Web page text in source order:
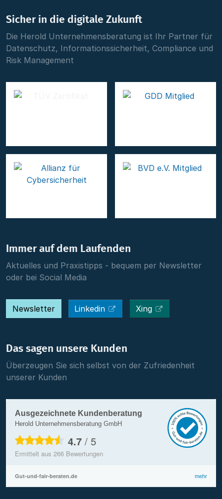
Sicher in die digitale Zukunft
Die Herold Unternehmensberatung ist Ihr Partner für
Datenschutz, Informationssicherheit, Compliance und
Risk Management
Immer auf dem Laufenden
Aktuelles und Praxistipps - bequem per Newsletter
oder bei Social Media
Newsletter Linkedin Xing
Das sagen unsere Kunden
Überzeugen Sie sich selbst von der Zufriedenheit
unserer Kunden
Ausgezeichnete Kundenberatung
Herold Unternehmensberatung GmbH
4.7/ 5
Ermittelt aus 266 Bewertungen
Gut-und-fair-beraten.de mehr